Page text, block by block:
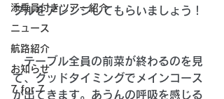
添乗員付きツアー紹介
ニュース
航路紹介
お知らせ
7 for 7
ブルをアレンジしてもらいましょう！
テーブル全員の前菜が終わるのを見
て、グッドタイミングでメインコース
が出てきます。あうんの呼吸を感じる